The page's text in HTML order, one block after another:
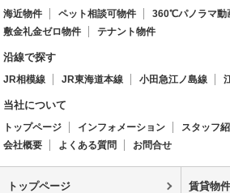
海近物件 ペット相談可物件
360℃パノラマ動
敷金礼金ゼロ物件
テナント物件
沿線で探す
JR相模線 JR東海道本線 小田急江ノ島線
当社について
トップページ インフォメーション スタッフ
会社概要
よくある質問 お問合せ
トップページ 賃貸物